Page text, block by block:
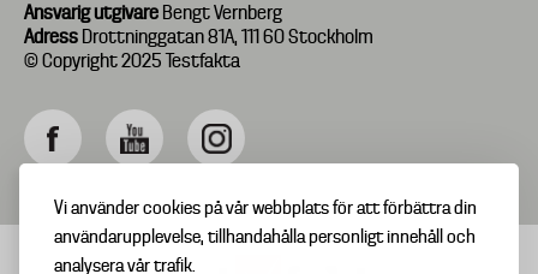
Vi använder cookies på vår webbplats för att förbättra din
användarupplevelse, tillhandahålla personligt innehåll och
analysera vår trafik.
Ansvarig utgivare Bengt Vernberg
Adress Drottninggatan 81A, 111 60 Stockholm
© Copyright 2025 Testfakta